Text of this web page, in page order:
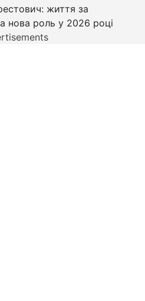
життя за
нова роль у 2026 році